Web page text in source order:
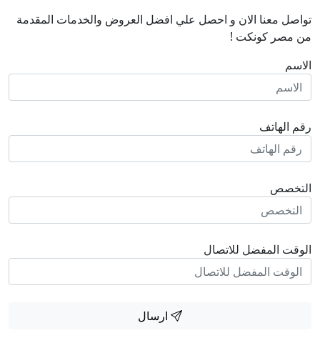
تواصل معنا الان و احصل علي افضل العروض والخدمات المقدمة
من مصر كونكت !
الاسم
رقم الهاتف
التخصص
الوقت المفضل للاتصال
ارسال